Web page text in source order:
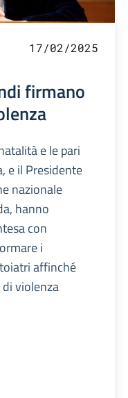
17/02/2025
firmano
e le pari
e il Presidente
nazionale
hanno
con
i
affinché
violenza